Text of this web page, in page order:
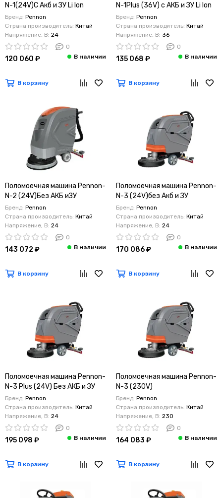
N-1(24V)С Акб и ЗУ Li Ion
Бренд: Pennon
Страна производитель: Китай
Напряжение, В: 24
0
120 060 ₽
В корзину
N-1Plus (36V) с АКБ и ЗУ Li Ion
Бренд: Pennon
Страна производитель: Китай
Напряжение, В: 36
0
135 068 ₽
В корзину
Поломоечная машина Pennon-
N-2 (24V)Без АКБ иЗУ
Бренд: Pennon
Страна производитель: Китай
Напряжение, В: 24
0
143 072 ₽
В корзину
Поломоечная машина Pennon-
N-3 (24V)без Акб и ЗУ
Бренд: Pennon
Страна производитель: Китай
Напряжение, В: 24
0
170 086 ₽
В корзину
Поломоечная машина Pennon-
N-3 Plus (24V) Без АКБ и ЗУ
Бренд: Pennon
Страна производитель: Китай
Напряжение, В: 24
0
195 098 ₽
В корзину
Поломоечная машина Pennon-
N-3 (230V)
Бренд: Pennon
Страна производитель: Китай
Напряжение, В: 230
0
164 083 ₽
В корзину